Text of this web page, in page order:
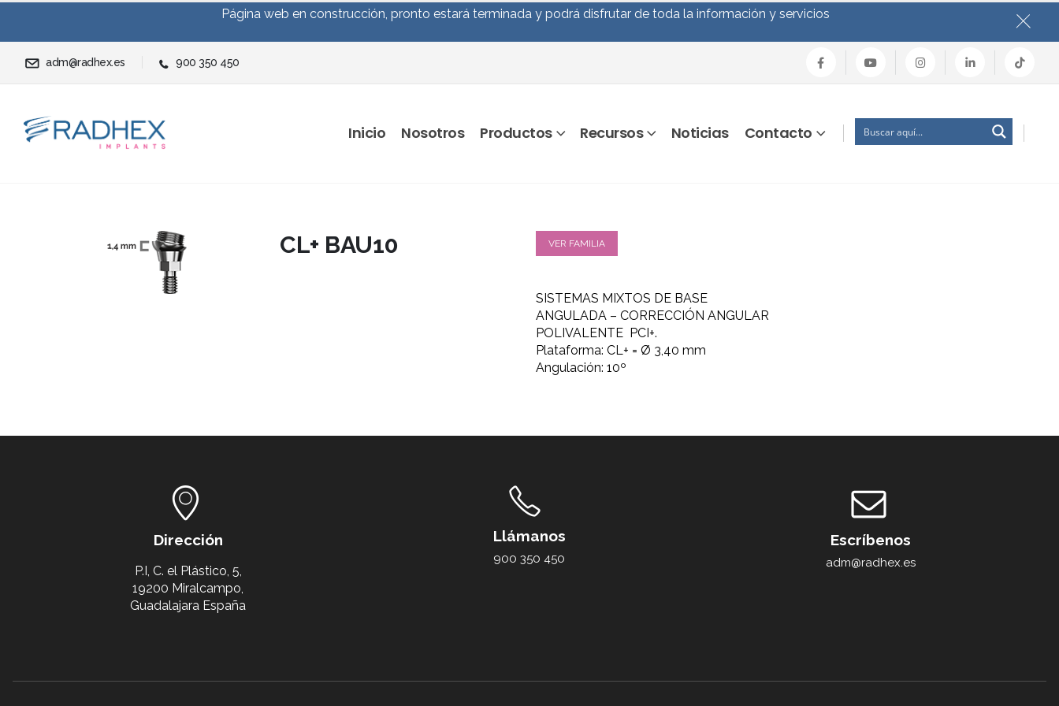
Página web en construcción, pronto estará terminada y podrá disfrutar de toda la información y servicios
adm@radhex.es 900 350 450
Inicio Nosotros Productos Recursos Noticias Contacto
CL+ BAU10 VER FAMILIA
SISTEMAS MIXTOS DE BASE
ANGULADA – CORRECCIÓN ANGULAR
POLIVALENTE PCI+.
Plataforma: CL+ = Ø 3,40 mm
Angulación: 10º
Dirección
P.I, C. el Plástico, 5,
19200 Miralcampo,
Guadalajara España
Llámanos
900 350 450
Escríbenos
adm@radhex.es